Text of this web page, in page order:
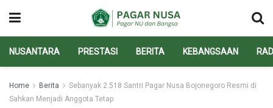
NUSANTARA PRESTASI BERITA KEBANGSAAN
Home Berita
Sebanyak 2.518 Santri Pagar Nusa Bojonegoro Resmi di
Sahkan Menjadi Anggota Tetap